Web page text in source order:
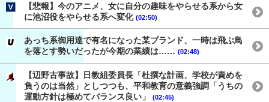
【悲報】今のアニメ、女に自分の趣味をやらせる系から女
に池沼役をやらせる系へ変化 (02:50)
あっち系御用達で有名になった某ブランド、一時は飛ぶ鳥
を落とす勢いだったが今期の業績は…… (02:48)
【辺野古事故】日教組委員長「杜撰な計画、学校が責めを
負うのは当然」としつつも、平和教育の意義強調「うちの
運動方針は極めてバランス良い」
(02:45)